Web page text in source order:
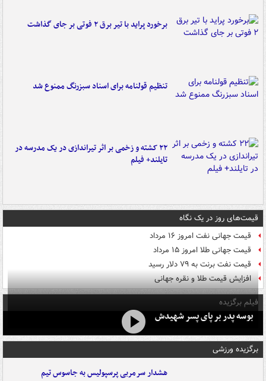
برخورد پراید با تیر برق ۲ فوتی بر جای گذاشت
تنظیم قولنامه برای اسناد سبزرنگ ممنوع شد
۲۲ کشته و زخمی بر اثر تیراندازی در یک مدرسه در
تایلند+ فیلم
قیمت‌های روز در یک نگاه
قیمت جهانی نفت امروز ۱۶ مرداد
قیمت جهانی طلا امروز ۱۵ مرداد
قیمت نفت برنت به ۷۹ دلار رسید
افزایش قیمت طلا و نقره جهانی
فیلم برگزیده
بوسه‌ پدر بر پای پسر شهیدش
برگزیده ورزشی
هشدار سرمربی پرسپولیس به جاسوس تیم